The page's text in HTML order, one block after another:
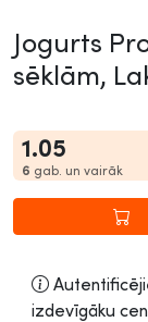
Jogurts
sēklām,
1.05
6 gab. un vairāk
izdevīgāku